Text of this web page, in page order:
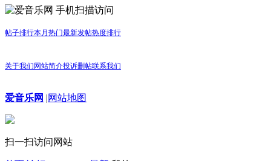
手机扫描访问
帖子排行本月热门最新发帖热度排行
关于我们 网站简介投诉删帖联系我们
爱音乐网 |网站地图
扫一扫访问网站